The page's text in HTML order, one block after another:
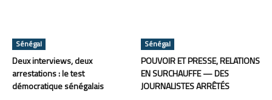
Sénégal
Deux interviews, deux
arrestations : le test
démocratique sénégalais
Sénégal
POUVOIR ET PRESSE, RELATIONS
EN SURCHAUFFE — DES
JOURNALISTES ARRÊTÉS